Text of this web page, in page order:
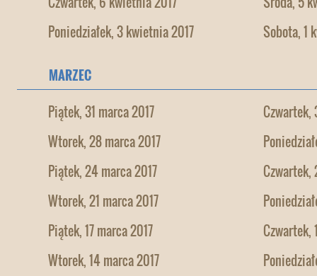
Poniedziałek, 3 kwietnia 2017
Sobota, 1
MARZEC
Piątek, 31 marca 2017
Czwartek,
Wtorek, 28 marca 2017
Piątek, 24 marca 2017
Czwartek,
Wtorek, 21 marca 2017
Piątek, 17 marca 2017
Czwartek,
Wtorek, 14 marca 2017